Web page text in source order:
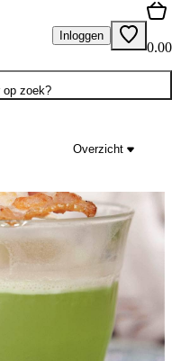
Inloggen
0.00
op zoek?
Overzicht